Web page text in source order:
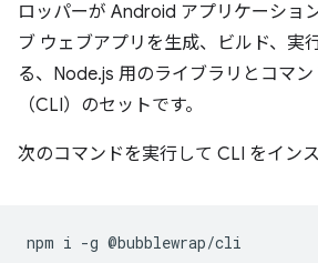
ロッパーが Android アプリケーショ
ブ ウェブアプリを生成、ビルド、実
る、Node.js 用のライブラリとコマ
（CLI）のセットです。
次のコマンドを実行して CLI をインス
npm i -g